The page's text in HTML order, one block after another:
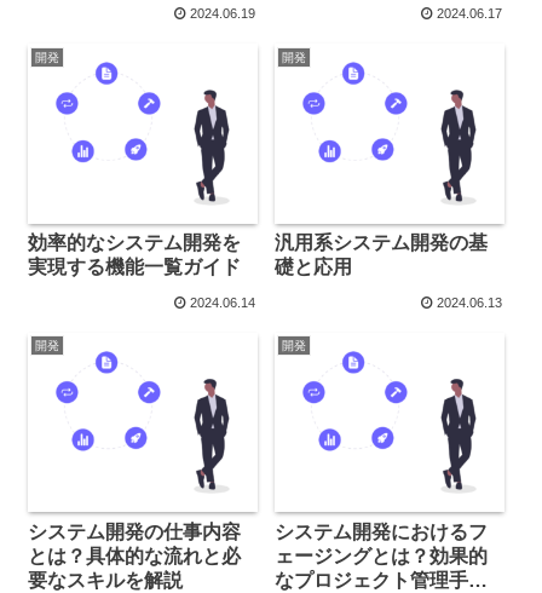
2024.06.19 2024.06.17
開発
効率的なシステム開発を
実現する機能一覧ガイド
2024.06.14
開発
汎用系システム開発の基
礎と応用
2024.06.13
開発
システム開発の仕事内容
とは？具体的な流れと必
要なスキルを解説
開発
システム開発におけるフ
ェージングとは？効果的
なプロジェクト管理手法